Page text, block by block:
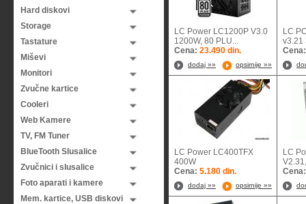
Hard diskovi
Storage
Tastature
Miševi
Monitori
Zvučne kartice
Cooleri
Web Kamere
TV, FM Tuner
BlueTooth Slusalice
Zvučnici i slusalice
Foto aparati i kamere
Mem. kartice, USB diskovi
LC Power LC1200P V3.0
1200W, 80 PLU...
Cena: 23.490 din.
dodaj »» opsirnije »»
LC
v3.21
LC Power LC400TFX
400W
Cena: 5.180 din.
dodaj »» opsirnije »»
LC